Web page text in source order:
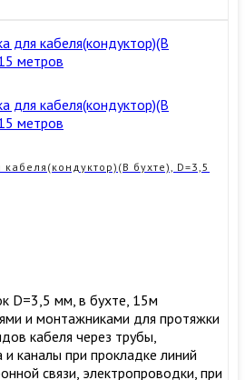
бухте), D=3,5
D=3,5 мм, в бухте, 15м
и монтажниками для протяжки
кабеля через трубы,
каналы при прокладке линий
связи, электропроводки, при